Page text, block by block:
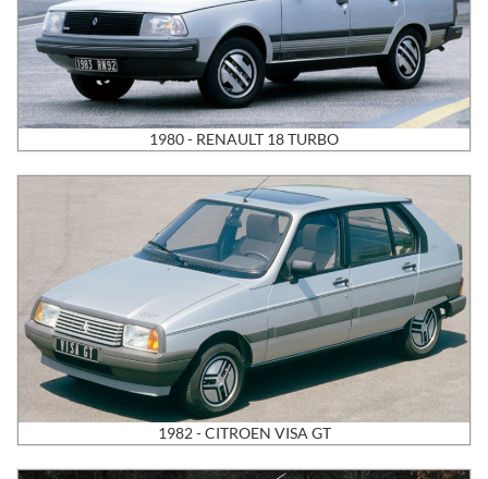
1980 - RENAULT 18 TURBO
1982 - CITROEN VISA GT